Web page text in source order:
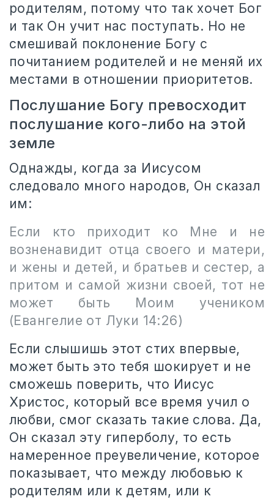
родителям, потому что так хочет Бог
и так Он учит нас поступать. Но не
смешивай поклонение Богу с
почитанием родителей и не меняй их
местами в отношении приоритетов.
Послушание Богу превосходит
послушание кого-либо на этой
земле
Однажды, когда за Иисусом
следовало много народов, Он сказал
им:
Если кто приходит ко Мне и не
возненавидит отца своего и матери,
и жены и детей, и братьев и сестер, а
притом и самой жизни своей, тот не
может быть Моим учеником
(Евангелие от Луки 14:26)
Если слышишь этот стих впервые,
может быть это тебя шокирует и не
сможешь поверить, что Иисус
Христос, который все время учил о
любви, смог сказать такие слова. Да,
Он сказал эту гиперболу, то есть
намеренное преувеличение, которое
показывает, что между любовью к
родителям или к детям, или к